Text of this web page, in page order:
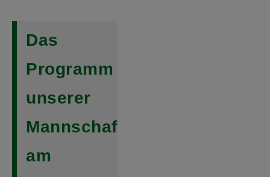
Das
Programm
unserer
Mannschaften
am